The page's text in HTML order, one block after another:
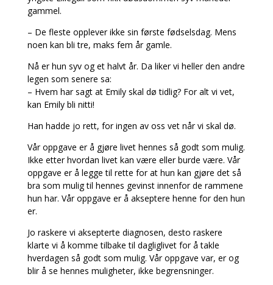
gammel.
– De fleste opplever ikke sin første fødselsdag. Mens
noen kan bli tre, maks fem år gamle.
Nå er hun syv og et halvt år. Da liker vi heller den andre
legen som senere sa:
– Hvem har sagt at Emily skal dø tidlig? For alt vi vet,
kan Emily bli nitti!
Han hadde jo rett, for ingen av oss vet når vi skal dø.
Vår oppgave er å gjøre livet hennes så godt som mulig.
Ikke etter hvordan livet kan være eller burde være. Vår
oppgave er å legge til rette for at hun kan gjøre det så
bra som mulig til hennes gevinst innenfor de rammene
hun har. Vår oppgave er å akseptere henne for den hun
er.
Jo raskere vi aksepterte diagnosen, desto raskere
klarte vi å komme tilbake til dagliglivet for å takle
hverdagen så godt som mulig. Vår oppgave var, er og
blir å se hennes muligheter, ikke begrensninger.